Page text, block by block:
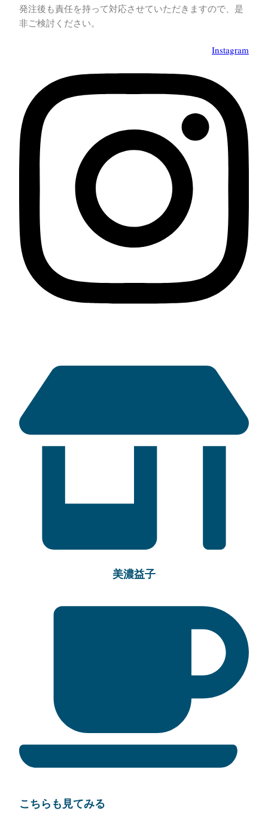
発注後も責任を持って対応させていただきますので、是
非ご検討ください。
Instagram
美濃益子
こちらも見てみる